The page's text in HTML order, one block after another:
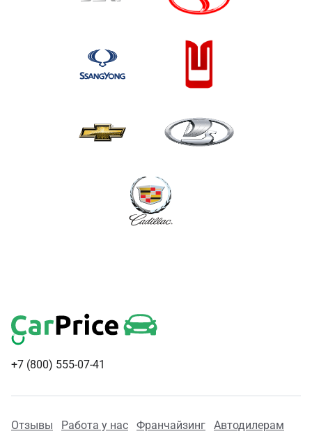
+7 (800) 555-07-41
Отзывы Работа у нас Франчайзинг
Автодилерам